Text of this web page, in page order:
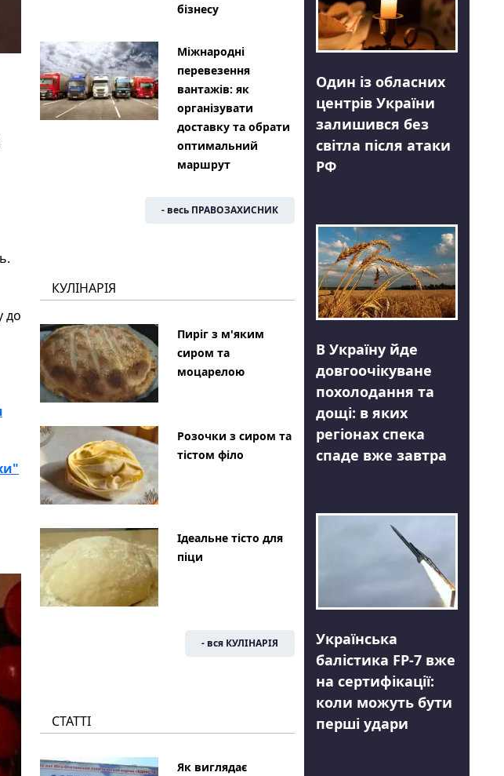
до
бізнесу
Міжнародні
перевезення
вантажів: як
організувати
доставку та обрати
оптимальний
маршрут
- весь ПРАВОЗАХИСНИК
КУЛІНАРІЯ
Пиріг з м'яким
сиром та
моцарелою
Розочки з сиром та
тістом філо
Ідеальне тісто для
піци
- вся КУЛІНАРІЯ
СТАТТІ
Як виглядає
Один із обласних
центрів України
залишився без
світла після атаки
РФ
В Україну йде
довгоочікуване
похолодання та
дощі: в яких
регіонах спека
спаде вже завтра
Українська
балістика FP-7 вже
на сертифікації:
коли можуть бути
перші удари